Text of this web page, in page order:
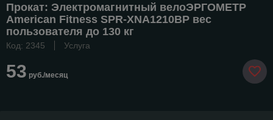
Прокат: Электромагнитный велоЭРГОМЕТР
American Fitness SPR-XNA1210BP вес
пользователя до 130 кг
Код: 2345 Услуга
53 руб./месяц